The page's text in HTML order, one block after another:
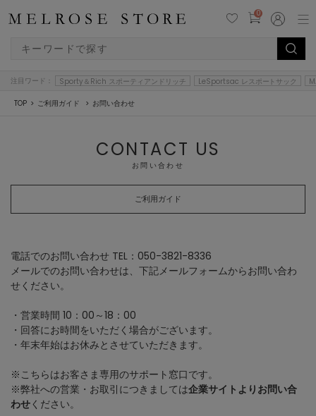
0
注目ワード： Sporty＆Rich スポーティアンドリッチ LeSportsac レスポートサック
TOP ご利用ガイド お問い合わせ
CONTACT US
お問い合わせ
ご利用ガイド
電話でのお問い合わせ TEL：050-3821-8336
メールでのお問い合わせは、下記メールフォームからお問い合わ
せください。
・営業時間 10：00～18：00
・回答にお時間をいただく場合がございます。
・年末年始はお休みとさせていただきます。
※こちらはお客さま専用のサポート窓口です。
※弊社への営業・お取引につきましては企業サイトよりお問い合
わせください。